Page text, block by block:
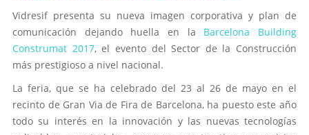
Vidresif presenta su nueva imagen corporativa y plan de
comunicación dejando huella en la Barcelona Building
Construmat 2017, el evento del Sector de la Construcción
más prestigioso a nivel nacional.
La feria, que se ha celebrado del 23 al 26 de mayo en el
recinto de Gran Via de Fira de Barcelona, ​​ha puesto este año
todo su interés en la innovación y las nuevas tecnologías